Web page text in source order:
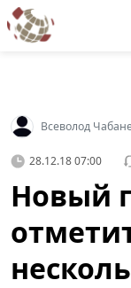
Всеволод
28.12.18 07:00
Новый